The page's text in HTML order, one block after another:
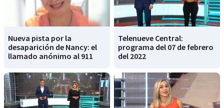
Nueva pista por la
desaparición de Nancy: el
llamado anónimo al 911
Telenueve Central:
programa del 07 de febrero
del 2022